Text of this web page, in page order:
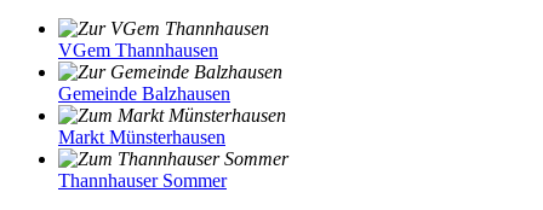
VGem Thannhausen
Gemeinde Balzhausen
Markt Münsterhausen
Thannhauser Sommer